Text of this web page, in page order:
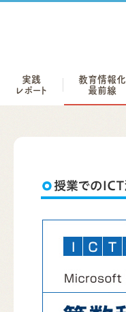
実践
レポート
教育情報化
最前線